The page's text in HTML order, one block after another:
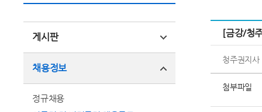
게시판
채용정보
정규채용
[금강/청
청주권지사
첨부파일